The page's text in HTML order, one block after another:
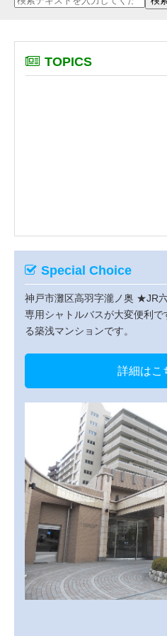
TOPICS
Special Choice
神戸市灘区高羽字瀧ノ奥 ★JR
専用シャトルバスが大変便利
る築浅マンションです。
詳細はこ